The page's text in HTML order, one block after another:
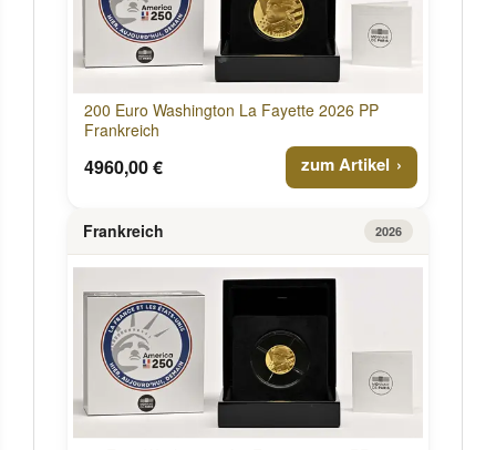
200 Euro Washington La Fayette 2026 PP
Frankreich
4960,00 € zum Artikel
Frankreich 2026